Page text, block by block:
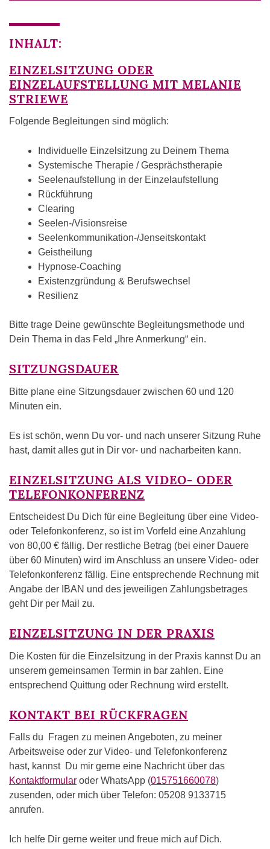
INHALT:
EINZELSITZUNG ODER
EINZELAUFSTELLUNG MIT MELANIE
STRIEWE
Folgende Begleitungen sind möglich:
Individuelle Einzelsitzung zu Deinem Thema
Systemische Therapie / Gesprächstherapie
Seelenaufstellung in der Einzelaufstellung
Rückführung
Clearing
Seelen-/Visionsreise
Seelenkommunikation-/Jenseitskontakt
Geistheilung
Hypnose-Coaching
Existenzgründung & Berufswechsel
Resilienz
Bitte trage Deine gewünschte Begleitungsmethode und
Dein Thema in das Feld „Ihre Anmerkung“ ein.
SITZUNGSDAUER
Bitte plane eine Sitzungsdauer zwischen 60 und 120
Minuten ein.
Es ist schön, wenn Du vor- und nach unserer Sitzung Ruhe
hast, damit alles gut in Dir vor- und nacharbeiten kann.
EINZELSITZUNG ALS VIDEO- ODER
TELEFONKONFERENZ
Entscheidest Du Dich für eine Begleitung über eine Video-
oder Telefonkonferenz, so ist im Vorfeld eine Anzahlung
von 80,00 € fällig. Der restliche Betrag (bei einer Dauere
über 60 Minuten) wird im Anschluss an unsere Video- oder
Telefonkonferenz fällig. Eine entsprechende Rechnung mit
Angabe der IBAN und des jeweiligen Zahlungsbetrages
geht Dir per Mail zu.
EINZELSITZUNG IN DER PRAXIS
Die Kosten für die Einzelsitzung in der Praxis kannst Du an
unserem gemeinsamen Termin in bar zahlen. Eine
entsprechend Quittung oder Rechnung wird erstellt.
KONTAKT BEI RÜCKFRAGEN
Falls du Fragen zu meinen Angeboten, zu meiner
Arbeitsweise oder zur Video- und Telefonkonferenz
hast, kannst Du mir gerne eine Nachricht über das
Kontaktformular oder WhatsApp (015751660078)
zusenden, oder mich über Telefon: 05208 9133715
anrufen.
Ich helfe Dir gerne weiter und freue mich auf Dich.